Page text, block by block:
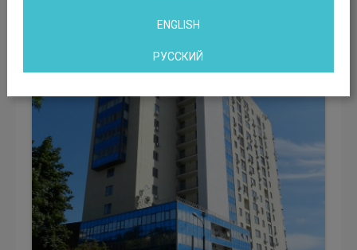
Офісний центр пр-кт. Гагаріна, 23
ENGLISH
РУССКИЙ